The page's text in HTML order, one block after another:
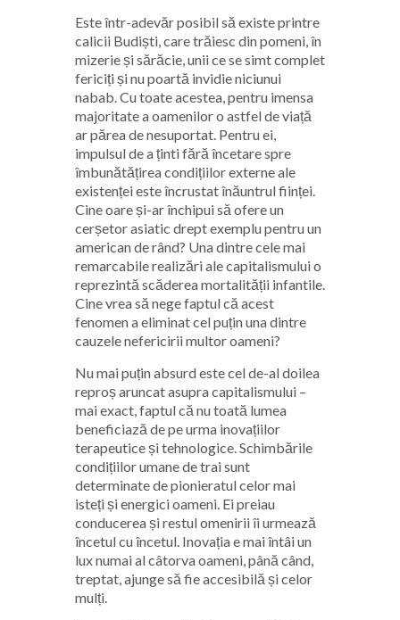
Este într-adevăr posibil să existe printre
calicii Budiști, care trăiesc din pomeni, în
mizerie și sărăcie, unii ce se simt complet
fericiți și nu poartă invidie niciunui
nabab. Cu toate acestea, pentru imensa
majoritate a oamenilor o astfel de viață
ar părea de nesuportat. Pentru ei,
impulsul de a ținti fără încetare spre
îmbunătățirea condițiilor externe ale
existenței este încrustat înăuntrul ființei.
Cine oare și-ar închipui să ofere un
cerșetor asiatic drept exemplu pentru un
american de rând? Una dintre cele mai
remarcabile realizări ale capitalismului o
reprezintă scăderea mortalității infantile.
Cine vrea să nege faptul că acest
fenomen a eliminat cel puțin una dintre
cauzele nefericirii multor oameni?
Nu mai puțin absurd este cel de-al doilea
reproș aruncat asupra capitalismului –
mai exact, faptul că nu toată lumea
beneficiază de pe urma inovațiilor
terapeutice și tehnologice. Schimbările
condițiilor umane de trai sunt
determinate de pionieratul celor mai
isteți și energici oameni. Ei preiau
conducerea și restul omenirii îi urmează
încetul cu încetul. Inovația e mai întâi un
lux numai al câtorva oameni, până când,
treptat, ajunge să fie accesibilă și celor
mulți.